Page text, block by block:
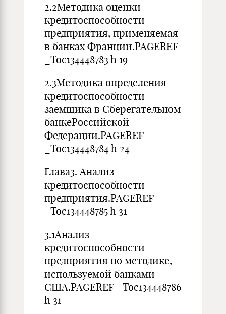
2.2Методика оценки
кредитоспособности
предприятия, применяемая
в банках Франции.PAGEREF
_Toc134448783 h 19
2.3Методика определения
кредитоспособности
заемщика в Сберегательном
банкеРоссийской
Федерации.PAGEREF
_Toc134448784 h 24
Глава3. Анализ
кредитоспособности
предприятия.PAGEREF
_Toc134448785 h 31
3.1Анализ
кредитоспособности
предприятия по методике,
используемой банками
США.PAGEREF _Toc134448786
h 31